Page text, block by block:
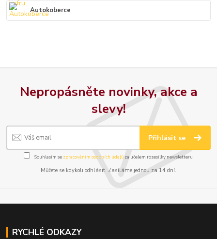
Autokoberce
Nepropásněte novinky, akce a
slevy!
Přihlásit se
Souhlasím se zpracováním osobních údajůza účelem rozesílky newsletteru.
Můžete se kdykoli odhlásit. Zasíláme jednou za 14 dní.
RYCHLÉ ODKAZY